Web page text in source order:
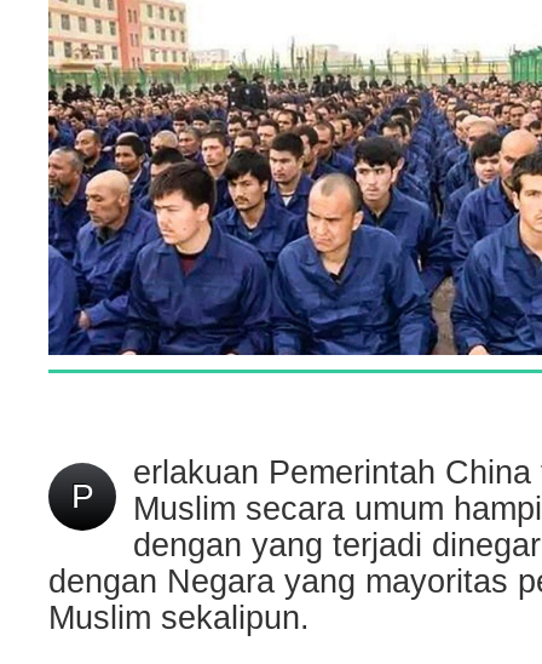
P
erlakuan Pemerintah
Muslim secara umum
dengan yang terjadi
dengan Negara yang mayoritas
Muslim sekalipun.